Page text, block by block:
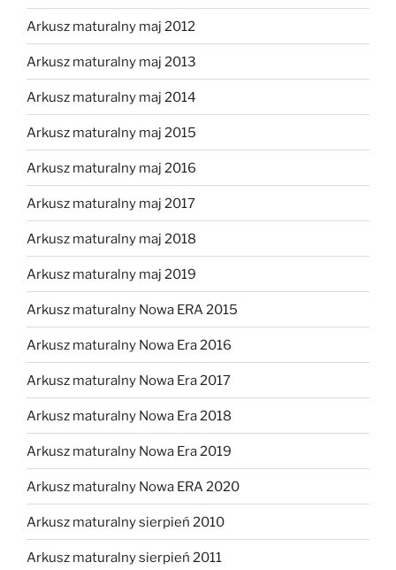
Arkusz maturalny maj 2012
Arkusz maturalny maj 2013
Arkusz maturalny maj 2014
Arkusz maturalny maj 2015
Arkusz maturalny maj 2016
Arkusz maturalny maj 2017
Arkusz maturalny maj 2018
Arkusz maturalny maj 2019
Arkusz maturalny Nowa ERA 2015
Arkusz maturalny Nowa Era 2016
Arkusz maturalny Nowa Era 2017
Arkusz maturalny Nowa Era 2018
Arkusz maturalny Nowa Era 2019
Arkusz maturalny Nowa ERA 2020
Arkusz maturalny sierpień 2010
Arkusz maturalny sierpień 2011